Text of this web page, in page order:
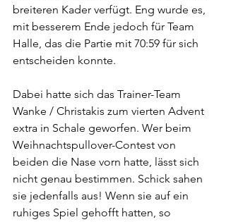
breiteren Kader verfügt. Eng wurde es,
mit besserem Ende jedoch für Team
Halle, das die Partie mit 70:59 für sich
entscheiden konnte.
Dabei hatte sich das Trainer-Team
Wanke / Christakis zum vierten Advent
extra in Schale geworfen. Wer beim
Weihnachtspullover-Contest von
beiden die Nase vorn hatte, lässt sich
nicht genau bestimmen. Schick sahen
sie jedenfalls aus! Wenn sie auf ein
ruhiges Spiel gehofft hatten, so